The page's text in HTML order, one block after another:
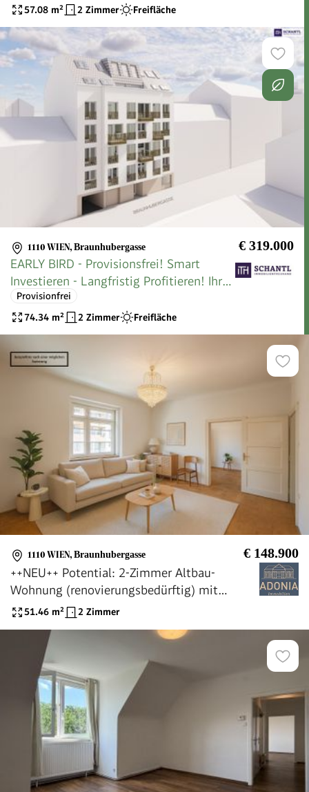
Optimale Größen + Hochwertige
Ausstattung + Tolle Renditen + Beste
öffentliche Anbindung und Infrastruktur!
57.08 m² 2 Zimmer Freifläche
1110 WIEN, Braunhubergasse € 319.000
EARLY BIRD - Provisionsfrei! Smart
Investieren - Langfristig Profitieren! Ihre
Vorsorge mit Charme! TOP-
Neubauprojekt + Optimale Größen +
Hochwertige Ausstattung + Tolle
Renditen + Beste öffentliche Anbindung
und Infrastruktur!
Provisionfrei
74.34 m² 2 Zimmer Freifläche
1110 WIEN, Braunhubergasse € 148.900
++NEU++ Potential: 2-Zimmer Altbau-
Wohnung (renovierungsbedürftig) mit
getrennter Küche
51.46 m² 2 Zimmer